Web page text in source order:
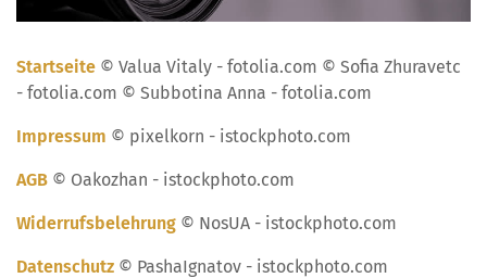
Startseite © Valua Vitaly - fotolia.com © Sofia Zhuravetc
- fotolia.com © Subbotina Anna - fotolia.com
Impressum © pixelkorn - istockphoto.com
AGB © Oakozhan - istockphoto.com
Widerrufsbelehrung © NosUA - istockphoto.com
Datenschutz © PashaIgnatov - istockphoto.com